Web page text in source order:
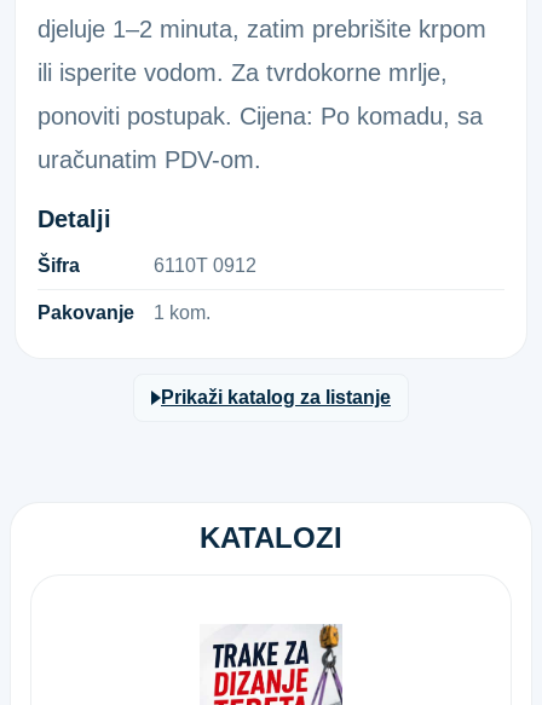
djeluje 1–2 minuta, zatim prebrišite krpom
ili isperite vodom. Za tvrdokorne mrlje,
ponoviti postupak. Cijena: Po komadu, sa
uračunatim PDV-om.
Detalji
Šifra 6​1​1​0​T​ ​0​9​1​2​
Pakovanje 1 kom.
Prikaži katalog za listanje
KATALOZI